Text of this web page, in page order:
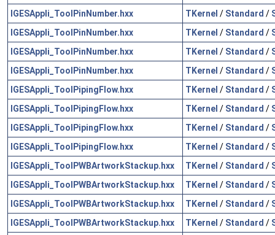
IGESAppli_ToolPinNumber.hxx
TKernel / Standard /
IGESAppli_ToolPinNumber.hxx
TKernel / Standard /
IGESAppli_ToolPinNumber.hxx
TKernel / Standard /
IGESAppli_ToolPinNumber.hxx
TKernel / Standard /
IGESAppli_ToolPipingFlow.hxx
TKernel / Standard /
IGESAppli_ToolPipingFlow.hxx
TKernel / Standard /
IGESAppli_ToolPipingFlow.hxx
TKernel / Standard /
IGESAppli_ToolPipingFlow.hxx
TKernel / Standard /
IGESAppli_ToolPWBArtworkStackup.hxx
TKernel / Standard /
IGESAppli_ToolPWBArtworkStackup.hxx
TKernel / Standard /
IGESAppli_ToolPWBArtworkStackup.hxx
TKernel / Standard /
IGESAppli_ToolPWBArtworkStackup.hxx
TKernel / Standard /